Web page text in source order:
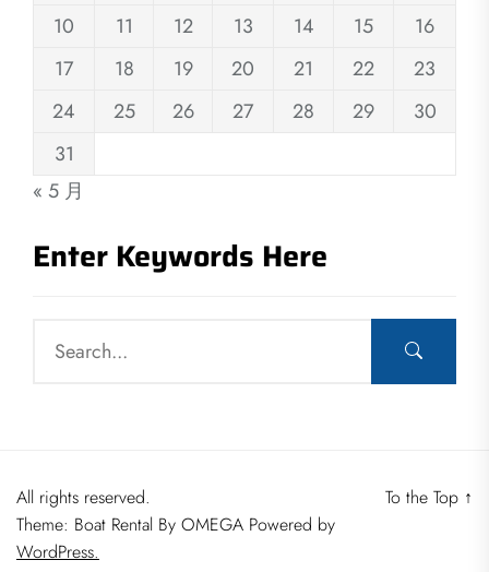
10
11 12 13 14 15
16
17
18 19 20 21 22
23
24
25 26 27 28 29
30
31
« 5 月
Enter Keywords Here
All rights reserved.
Theme: Boat Rental By OMEGA Powered by
WordPress.
To the Top ↑